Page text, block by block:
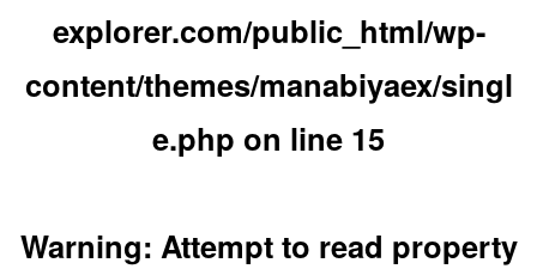
explorer.com/public_html/wp-
content/themes/manabiyaex/singl
e.php on line 15
Warning: Attempt to read property